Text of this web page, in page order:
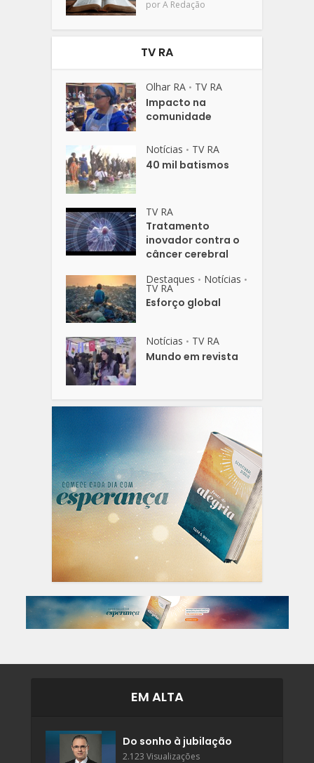
porA Redação
TV RA
Olhar RA • TV RA
Impacto na
comunidade
Notícias • TV RA
40 mil batismos
TV RA
Tratamento
inovador contra o
câncer cerebral
Destaques • Notícias •
TV RA
Esforço global
Notícias • TV RA
Mundo em revista
EM ALTA
Do sonho à jubilação
2.123 Visualizações